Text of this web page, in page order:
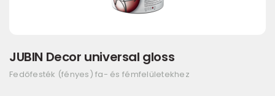
JUBIN Decor universal gloss
Fedőfesték (fényes) fa- és fémfelületekhez